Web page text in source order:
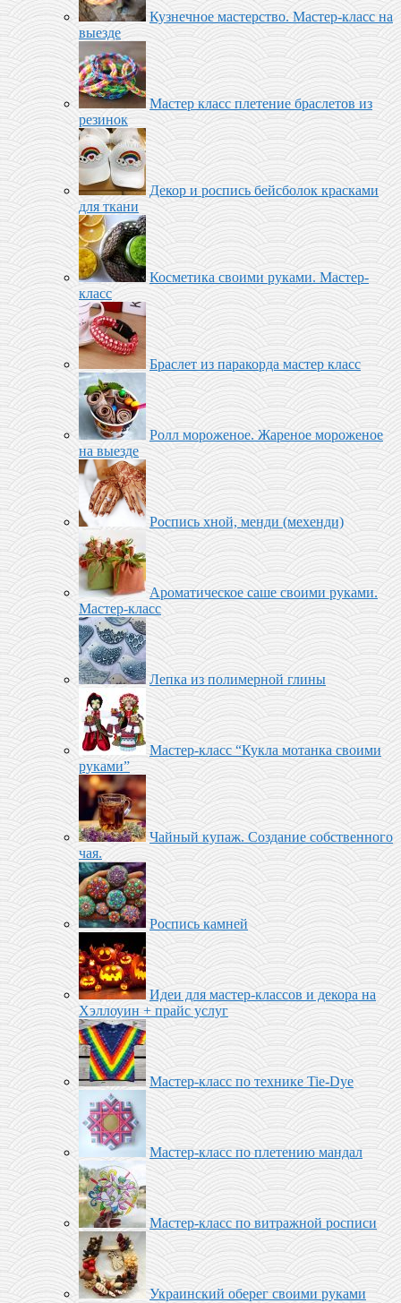
Кузнечное мастерство. Мастер-класс на
выезде
Мастер класс плетение браслетов из
резинок
Декор и роспись бейсболок красками
для ткани
Косметика своими руками. Мастер-
класс
Браслет из паракорда мастер класс
Ролл мороженое‬. Жареное мороженое
на выезде
Роспись хной, менди (мехенди)
Ароматическое саше своими руками.
Мастер-класс
Лепка из полимерной глины
Мастер-класс “Кукла мотанка своими
руками”
Чайный купаж. Создание собственного
чая.
Роспись камней
Идеи для мастер-классов и декора на
Хэллоуин + прайс услуг
Мастер-класс по технике Tie-Dye
Мастер-класс по плетению мандал
Мастер-класс по витражной росписи
Украинский оберег своими руками